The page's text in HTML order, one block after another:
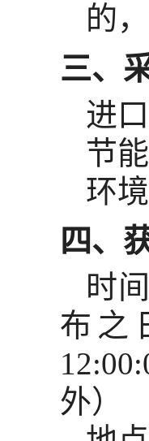
的
三、
进
节
环
四、
时间
布之
外）